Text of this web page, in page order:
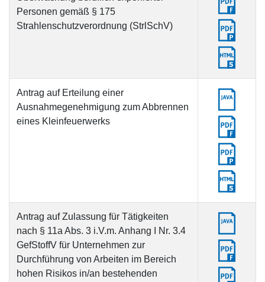
Personen gemäß § 175
Strahlenschutzverordnung (StrlSchV)
Antrag auf Erteilung einer
Ausnahmegenehmigung zum Abbrennen
eines Kleinfeuerwerks
Antrag auf Zulassung für Tätigkeiten
nach § 11a Abs. 3 i.V.m. Anhang I Nr. 3.4
GefStoffV für Unternehmen zur
Durchführung von Arbeiten im Bereich
hohen Risikos in/an bestehenden